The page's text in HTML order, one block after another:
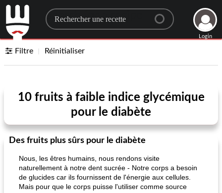
Search for a recipe
Login
Filtre Réinitialiser
10 fruits à faible indice glycémique
pour le diabète
Des fruits plus sûrs pour le diabète
Nous, les êtres humains, nous rendons visite
naturellement à notre dent sucrée - Notre corps a besoin
de glucides car ils fournissent de l'énergie aux cellules.
Mais pour que le corps puisse l'utiliser comme source